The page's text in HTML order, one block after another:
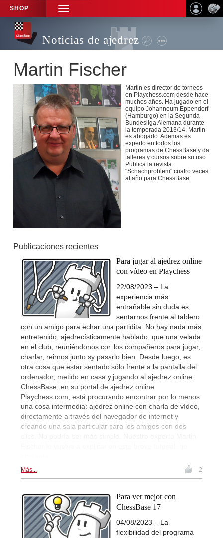
SHOP
TOGGLE
NAVIGATION
Noticias de ajedrez
Martin Fischer
Martin es director de torneos
en Playchess.com desde hace
muchos años. Ha jugado en el
equipo Johanneum Eppendorf
(Hamburgo) en la Segunda
Bundesliga Alemana durante
la temporada 2013/14. Martin
es abogado. Además es
experto en todos los
programas de ChessBase y da
talleres y cursos sobre su uso.
Publica la revista
"Schachproblem" cuatro veces
al año para ChessBase.
Publicaciones recientes
Para jugar al ajedrez online
con vídeo en Playchess
22/08/2023 – La
experiencia más
entrañable sin duda es,
sentarnos frente al tablero
con un amigo para echar una partidita. No hay nada más
entretenido, ajedrecísticamente hablado, que una velada
en el club, reuniéndonos con los compañeros para jugar,
charlar, reirnos junto sy pasarlo bien. Desde luego, es
otra cosa que estar sentado sólo frente a la pantalla del
ordenador, metido en casa y jugando al ajedrez online.
ChessBase, en su portal de ajedrez online
Playchess.com, está procurando encontrar por lo menos
una cosa intermedia: ajedrez online con charla de vídeo,
directamente a través del navegador de internet y
creando una sala particular para los amigos con dos
Más... 2
Para ver mejor con
ChessBase 17
04/08/2023 – La
flexibilidad del programa